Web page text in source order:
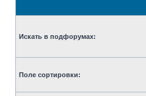
Искать в подфорумах:
Поле сортировки: